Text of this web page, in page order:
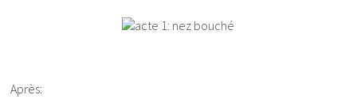
Après: